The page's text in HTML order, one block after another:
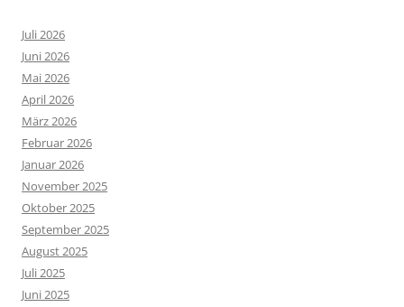
Juli 2026
Juni 2026
Mai 2026
April 2026
März 2026
Februar 2026
Januar 2026
November 2025
Oktober 2025
September 2025
August 2025
Juli 2025
Juni 2025